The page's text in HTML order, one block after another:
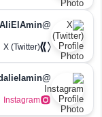
@SayyedAliElAmin
X (Twitter)
@sayyedalielamin
Instagram